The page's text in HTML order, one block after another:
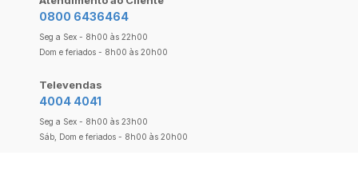
0800 6436464
Seg a Sex - 8h00 às 22h00
Dom e feriados - 8h00 às 20h00
Televendas
4004 4041
Seg a Sex - 8h00 às 23h00
Sáb, Dom e feriados - 8h00 às 20h00